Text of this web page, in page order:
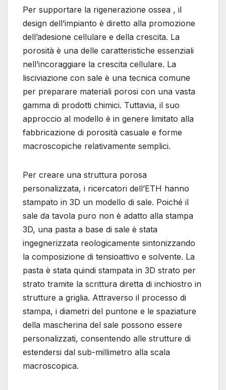
Per supportare la rigenerazione ossea , il
design dell’impianto è diretto alla promozione
dell’adesione cellulare e della crescita. La
porosità è una delle caratteristiche essenziali
nell’incoraggiare la crescita cellulare. La
lisciviazione con sale è una tecnica comune
per preparare materiali porosi con una vasta
gamma di prodotti chimici. Tuttavia, il suo
approccio al modello è in genere limitato alla
fabbricazione di porosità casuale e forme
macroscopiche relativamente semplici.
Per creare una struttura porosa
personalizzata, i ricercatori dell’ETH hanno
stampato in 3D un modello di sale. Poiché il
sale da tavola puro non è adatto alla stampa
3D, una pasta a base di sale è stata
ingegnerizzata reologicamente sintonizzando
la composizione di tensioattivo e solvente. La
pasta è stata quindi stampata in 3D strato per
strato tramite la scrittura diretta di inchiostro in
strutture a griglia. Attraverso il processo di
stampa, i diametri del puntone e le spaziature
della mascherina del sale possono essere
personalizzati, consentendo alle strutture di
estendersi dal sub-millimetro alla scala
macroscopica.